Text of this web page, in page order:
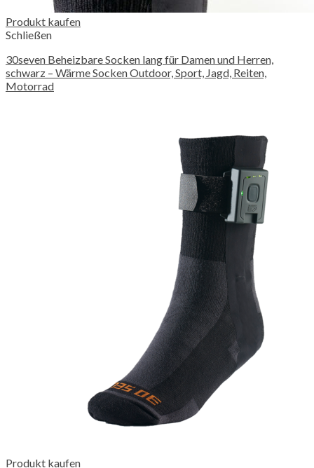
Produkt kaufen
Schließen
30seven Beheizbare Socken lang für Damen und Herren,
schwarz – Wärme Socken Outdoor, Sport, Jagd, Reiten,
Motorrad
Produkt kaufen